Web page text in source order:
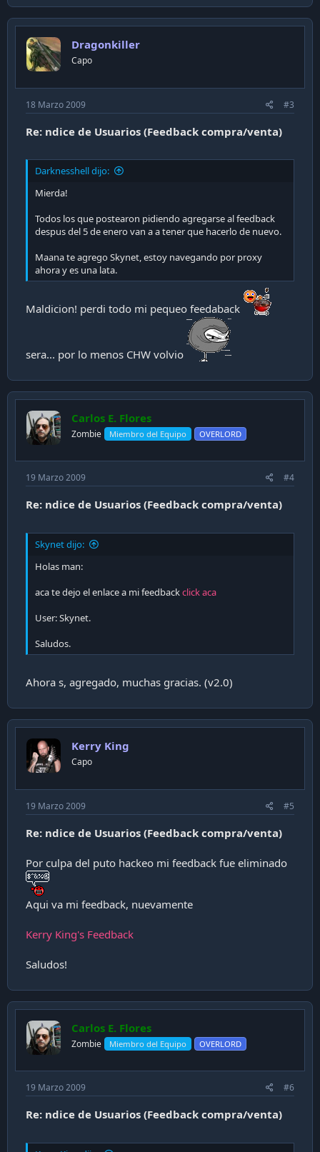
Dragonkiller
Capo
18 Marzo 2009 #3
Re: ndice de Usuarios (Feedback compra/venta)
Darknesshell dijo:
Mierda!
Todos los que postearon pidiendo agregarse al feedback
despus del 5 de enero van a a tener que hacerlo de nuevo.
Maana te agrego Skynet, estoy navegando por proxy
ahora y es una lata.
Maldicion! perdi todo mi pequeo feedaback
sera... por lo menos CHW volvio
Carlos E. Flores
Zombie Miembro del Equipo OVERLORD
19 Marzo 2009 #4
Re: ndice de Usuarios (Feedback compra/venta)
Skynet dijo:
Holas man:
aca te dejo el enlace a mi feedbackclick aca
User: Skynet.
Saludos.
Ahora s, agregado, muchas gracias. (v2.0)
Kerry King
Capo
19 Marzo 2009 #5
Re: ndice de Usuarios (Feedback compra/venta)
Por culpa del puto hackeo mi feedback fue eliminado
Aqui va mi feedback, nuevamente
Kerry King's Feedback
Saludos!
Carlos E. Flores
Zombie Miembro del Equipo OVERLORD
19 Marzo 2009 #6
Re: ndice de Usuarios (Feedback compra/venta)